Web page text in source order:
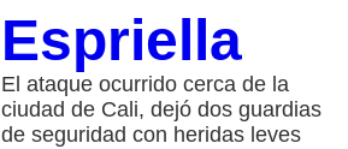
Espriella
El ataque ocurrido cerca de la
ciudad de Cali, dejó dos guardias
de seguridad con heridas leves